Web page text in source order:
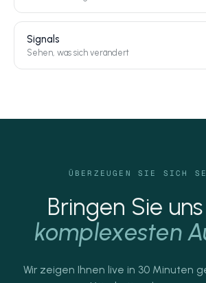
Signals
Sehen, was sich verändert
ÜBERZEUGEN SIE SICH
Bringen Sie
komplexesten
Wir zeigen Ihnen live in 30 Minuten